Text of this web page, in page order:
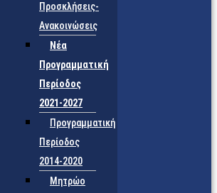
Προσκλήσεις-
Ανακοινώσεις
Νέα
Προγραμματική
Περίοδος
2021-2027
Προγραμματική
Περίοδος
2014-2020
Μητρώο